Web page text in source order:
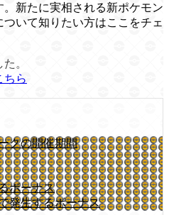
新たに実相される新ポケモン
いて知りたい方はここをチェ
。
ちら
クの開催期間
ボーナス
発生するボーナス